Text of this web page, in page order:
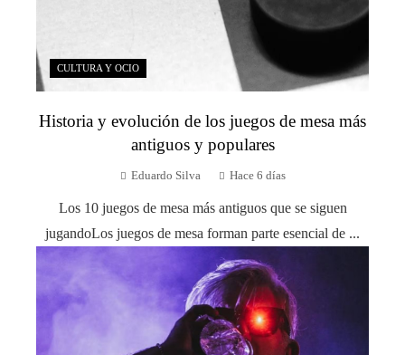
CULTURA Y OCIO
Historia y evolución de los juegos de mesa más
antiguos y populares
Eduardo Silva Hace 6 días
Los 10 juegos de mesa más antiguos que se siguen
jugandoLos juegos de mesa forman parte esencial de ...